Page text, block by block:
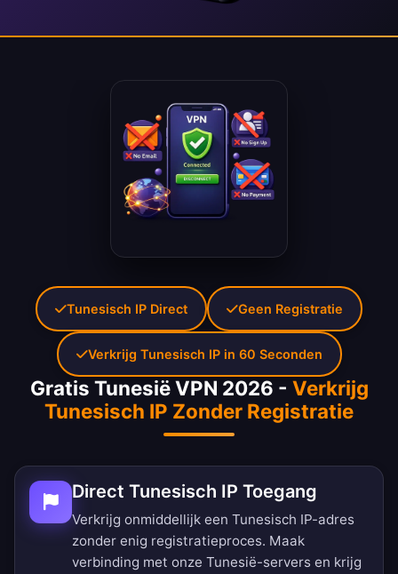
Gratis Tunesië VPN 2026 - Verkrijg
Tunesisch IP Zonder Registratie
Direct Tunesisch IP Toegang
Verkrijg onmiddellijk een Tunesisch IP-adres
zonder enig registratieproces. Maak
verbinding met onze Tunesië-servers en krijg
Tunesisch IP Direct Geen Registratie
Verkrijg Tunesisch IP in 60 Seconden